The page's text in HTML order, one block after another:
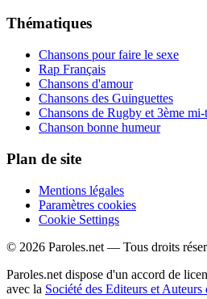
Thématiques
Chansons pour faire le sexe
Rap Français
Chansons d'amour
Chansons des Guinguettes
Chansons de Rugby et 3ème mi-
Chanson bonne humeur
Plan de site
Mentions légales
Paramètres cookies
Cookie Settings
© 2026 Paroles.net — Tous droits
Paroles.net dispose d'un accord de
avec la Société des Editeurs et